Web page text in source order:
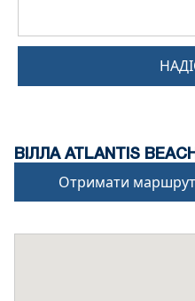
ВІЛЛА ATLANTIS
Отримати